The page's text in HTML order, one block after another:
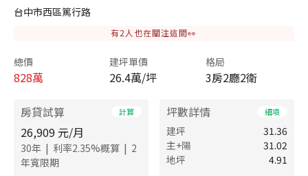
台中市西區篤行路
有2 人也在關注這間👀
總價
828萬
建坪單價
26.4萬/坪
格局
3房2廳2衛
房貸試算 計算
26,909 元/月
30年 | 利率2.35%概算 | 2
年寬限期
坪數詳情 細項
建坪
31.36
主+陽
31.02
地坪
4.91